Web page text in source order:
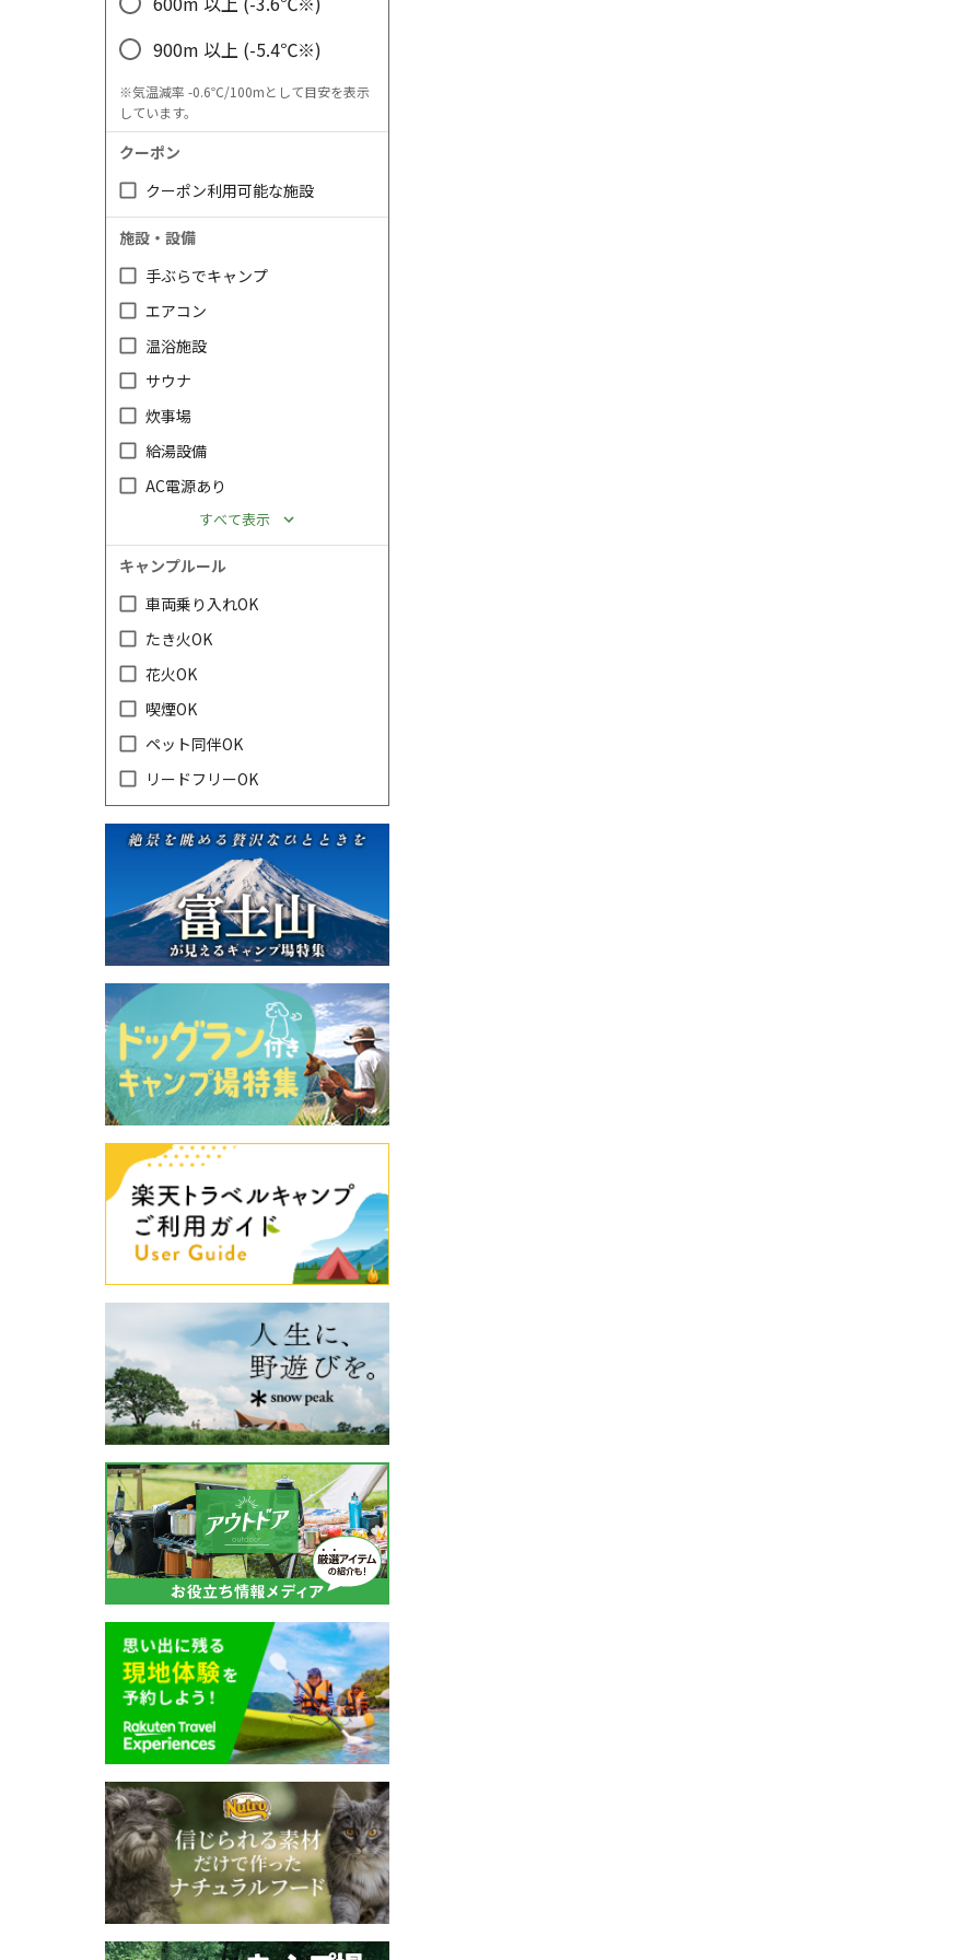
900m 以上 (-5.4℃※)
※気温減率 -0.6℃/100mとして目安を表示
しています。
クーポン
クーポン利用可能な施設
施設・設備
手ぶらでキャンプ
エアコン
温浴施設
サウナ
炊事場
給湯設備
AC電源あり
すべて表示
キャンプルール
車両乗り入れOK
たき火OK
花火OK
喫煙OK
ペット同伴OK
リードフリーOK
キャンペーン